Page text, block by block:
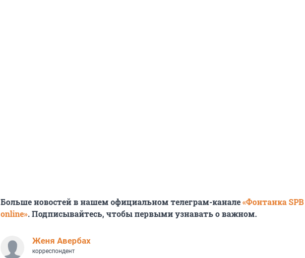
Больше новостей в нашем официальном телеграм-канале«Фонтанка SPB
online». Подписывайтесь, чтобы первыми узнавать о важном.
Женя Авербах
корреспондент